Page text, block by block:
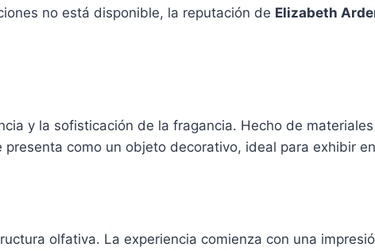
no está disponible, la reputación de Elizabeth
y la sofisticación de la fragancia. Hecho de
como un objeto decorativo, ideal para exhibir
olfativa. La experiencia comienza con una